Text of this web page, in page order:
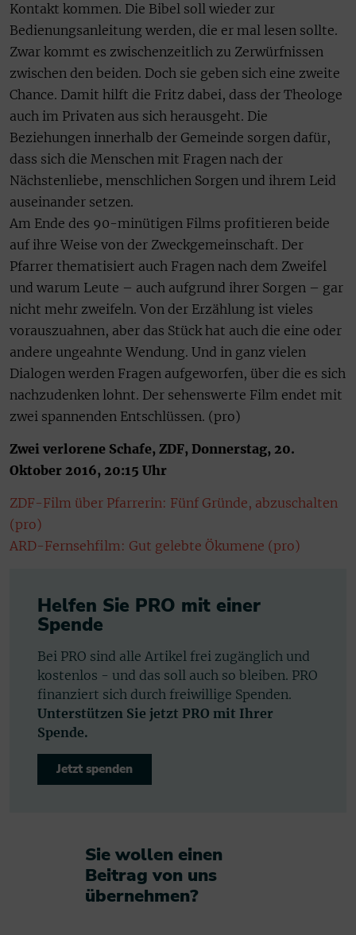
Kontakt kommen. Die Bibel soll wieder zur
Bedienungsanleitung werden, die er mal lesen sollte.
Zwar kommt es zwischenzeitlich zu Zerwürfnissen
zwischen den beiden. Doch sie geben sich eine zweite
Chance. Damit hilft die Fritz dabei, dass der Theologe
auch im Privaten aus sich herausgeht. Die
Beziehungen innerhalb der Gemeinde sorgen dafür,
dass sich die Menschen mit Fragen nach der
Nächstenliebe, menschlichen Sorgen und ihrem Leid
auseinander setzen.
Am Ende des 90-minütigen Films profitieren beide
auf ihre Weise von der Zweckgemeinschaft. Der
Pfarrer thematisiert auch Fragen nach dem Zweifel
und warum Leute – auch aufgrund ihrer Sorgen – gar
nicht mehr zweifeln. Von der Erzählung ist vieles
vorauszuahnen, aber das Stück hat auch die eine oder
andere ungeahnte Wendung. Und in ganz vielen
Dialogen werden Fragen aufgeworfen, über die es sich
nachzudenken lohnt. Der sehenswerte Film endet mit
zwei spannenden Entschlüssen. (pro)
Zwei verlorene Schafe, ZDF, Donnerstag, 20.
Oktober 2016, 20:15 Uhr
ZDF-Film über Pfarrerin: Fünf Gründe, abzuschalten
(pro)
ARD-Fernsehfilm: Gut gelebte Ökumene (pro)
Helfen Sie PRO mit einer
Spende
Bei PRO sind alle Artikel frei zugänglich und
kostenlos - und das soll auch so bleiben. PRO
finanziert sich durch freiwillige Spenden.
Unterstützen Sie jetzt PRO mit Ihrer
Spende.
Jetzt spenden
Sie wollen einen
Beitrag von uns
übernehmen?​